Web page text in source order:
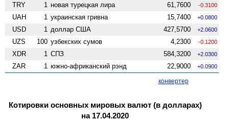
TRY 1 новая турецкая лира 61,7600 -0.3100
UAH 1 украинская гривна 15,7400 +0.0800
USD 1 доллар США 427,5700 +2.0600
UZS 100 узбекских сумов 4,2300 -0.1200
XDR 1 СПЗ 584,3200 +2.0300
ZAR 1 южно-африканский рэнд 22,9000 +0.0900
конвертер
Котировки основных мировых валют (в долларах)
на 17.04.2020